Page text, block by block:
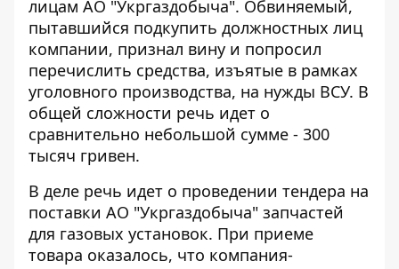
лицам АО "Укргаздобыча". Обвиняемый,
пытавшийся подкупить должностных лиц
компании, признал вину и попросил
перечислить средства, изъятые в рамках
уголовного производства, на нужды ВСУ. В
общей сложности речь идет о
сравнительно небольшой сумме - 300
тысяч гривен.
В деле речь идет о проведении тендера на
поставки АО "Укргаздобыча" запчастей
для газовых установок. При приеме
товара оказалось, что компания-